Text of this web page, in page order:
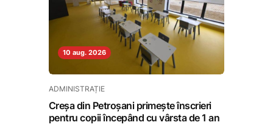
10 aug. 2026
ADMINISTRAȚIE
Creșa din Petroșani primește înscrieri
pentru copii începând cu vârsta de 1 an